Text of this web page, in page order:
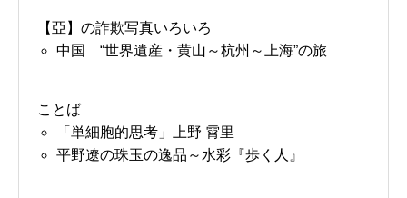
【亞】の詐欺写真いろいろ
中国 “世界遺産・黄山～杭州～上海”の旅
ことば
「単細胞的思考」上野 霄里
平野遼の珠玉の逸品～水彩『歩く人』